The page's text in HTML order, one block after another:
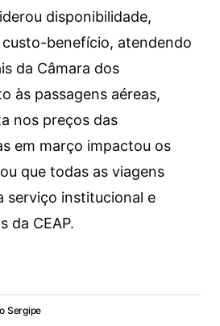
disponibilidade,
benefício, atendendo
da Câmara dos
às passagens aéreas,
nos preços das
em março impactou os
que todas as viagens
serviço institucional e
da CEAP.
Sergipe